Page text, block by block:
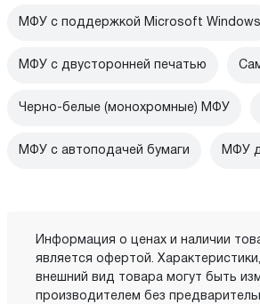
МФУ с поддержкой Microsoft Windows
МФУ с двусторонней печатью
Черно-белые (монохромные) МФУ
МФУ с автоподачей бумаги МФУ
Информация о ценах и наличии
является офертой.
внешний вид товара могут быть
производителем без